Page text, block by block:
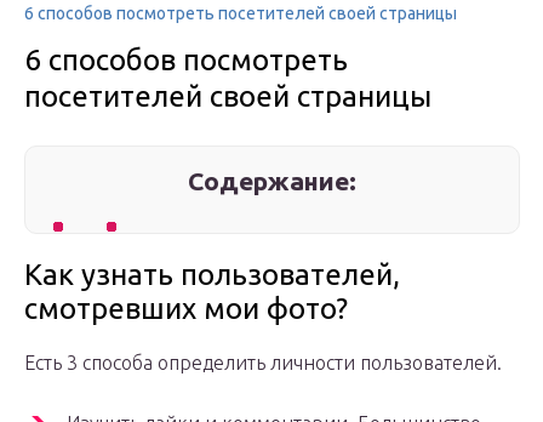
6 способов посмотреть посетителей своей страницы
6 способов посмотреть
посетителей своей страницы
Содержание:
Как узнать пользователей,
смотревших мои фото?
Есть 3 способа определить личности пользователей.